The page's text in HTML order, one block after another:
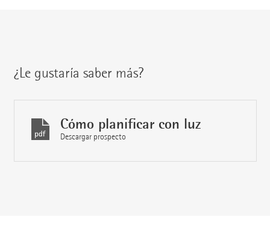
¿Le gustaría saber más?
Cómo planificar con luz
Descargar prospecto